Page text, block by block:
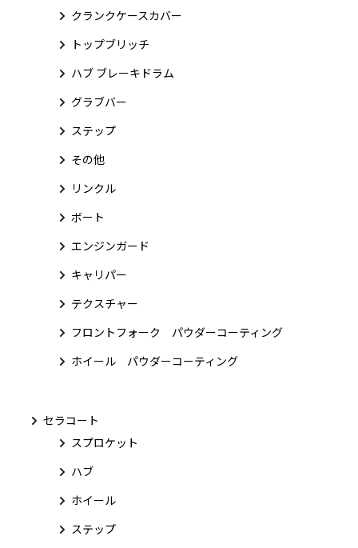
クランクケースカバー
トップブリッチ
ハブ ブレーキドラム
グラブバー
ステップ
その他
リンクル
ボート
エンジンガード
キャリパー
テクスチャー
フロントフォーク パウダーコーティング
ホイール パウダーコーティング
セラコート
スプロケット
ハブ
ホイール
ステップ